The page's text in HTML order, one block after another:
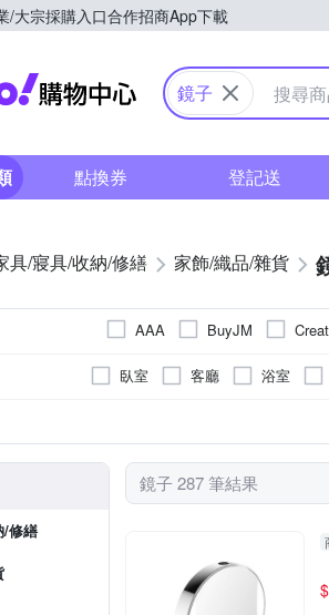
/大宗採購入口合作招商App下載
Yahoo購物中心
鏡子
點換券 登記送
具/寢具/收納/修繕 家飾/織品/雜貨
AAA BuyJM
Reddot 紅點生活
臥室 客廳 浴室
/修繕
鏡子 287 筆結果
$